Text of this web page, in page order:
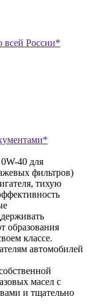
всей России*
40 для
фильтров)
тихую
образования
классе.
автомобилей
масел с
и тщательно